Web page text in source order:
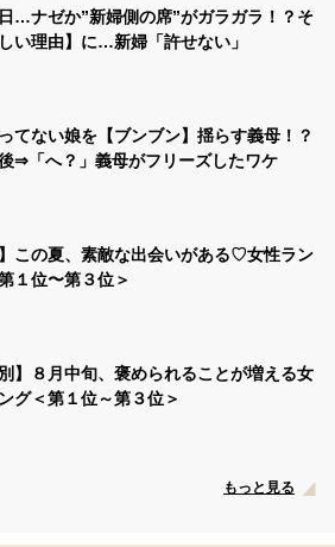
…ナゼか”新婦側の席”がガラガラ！？そ
い理由】に…新婦「許せない」
てない娘を【ブンブン】揺らす義母！？
⇒「へ？」義母がフリーズしたワケ
】この夏、素敵な出会いがある♡女性ラン
１位〜第３位＞
別】８月中旬、褒められることが増える女
グ＜第１位～第３位＞
もっと見る